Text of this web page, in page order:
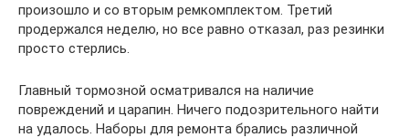
произошло и со вторым ремкомплектом. Третий
продержался неделю, но все равно отказал, раз резинки
просто стерлись.
Главный тормозной осматривался на наличие
повреждений и царапин. Ничего подозрительного найти
на удалось. Наборы для ремонта брались различной